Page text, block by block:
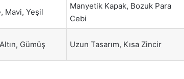
Mavi, Yeşil
Manyetik Kapak, Bozuk Para
Cebi
Gümüş Uzun Tasarım, Kısa Zincir